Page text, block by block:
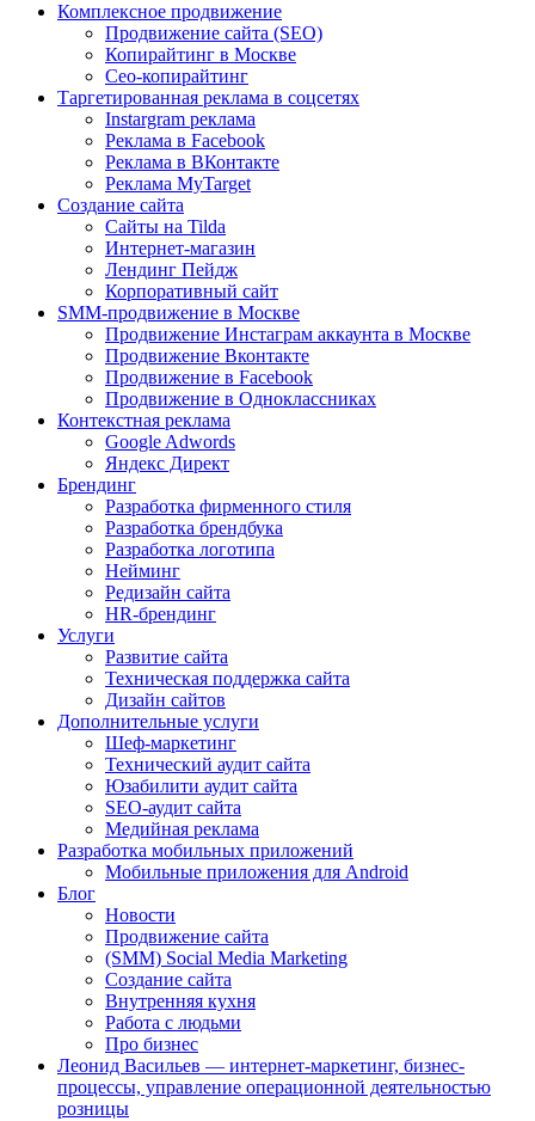
Комплексное продвижение
Продвижение сайта (SEO)
Копирайтинг в Москве
Сео-копирайтинг
Таргетированная реклама в соцсетях
Instargram реклама
Реклама в Facebook
Реклама в ВКонтакте
Реклама MyTarget
Создание сайта
Сайты на Tilda
Интернет-магазин
Лендинг Пейдж
Корпоративный сайт
SMM-продвижение в Москве
Продвижение Инстаграм аккаунта в Москве
Продвижение Вконтакте
Продвижение в Facebook
Продвижение в Одноклассниках
Контекстная реклама
Google Adwords
Яндекс Директ
Брендинг
Разработка фирменного стиля
Разработка брендбука
Разработка логотипа
Нейминг
Редизайн сайта
HR-брендинг
Услуги
Развитие сайта
Техническая поддержка сайта
Дизайн сайтов
Дополнительные услуги
Шеф-маркетинг
Технический аудит сайта
Юзабилити аудит сайта
SEO-аудит сайта
Медийная реклама
Разработка мобильных приложений
Мобильные приложения для Android
Блог
Новости
Продвижение сайта
(SMM) Social Media Marketing
Создание сайта
Внутренняя кухня
Работа с людьми
Про бизнес
Леонид Васильев — интернет-маркетинг, бизнес-
процессы, управление операционной деятельностью
розницы